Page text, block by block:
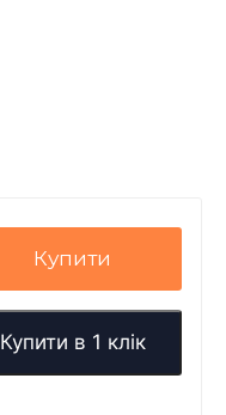
Купити
Купити в 1 клік